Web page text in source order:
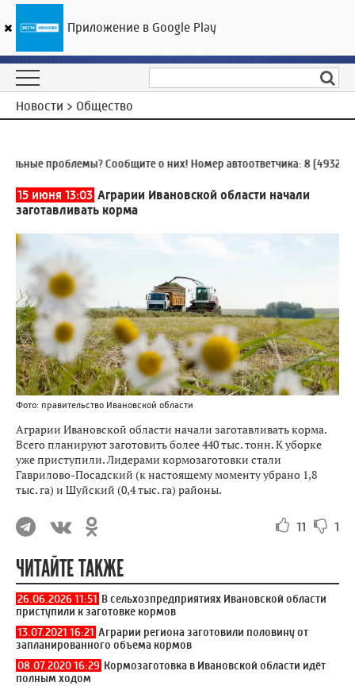
ГТРК «Ивтелерадио»
Новости > Общество
проблемы? Сообщите о них! Номер автоответчика:8 (4932)
15 июня 13:03 Аграрии Ивановской области начали
заготавливать корма
Фото: правительство Ивановской области
Аграрии Ивановской области начали заготавливать корма.
Всего планируют заготовить более 440 тыс. тонн. К уборке
уже приступили. Лидерами кормозаготовки стали
Гаврилово-Посадский (к настоящему моменту убрано 1,8
тыс. га) и Шуйский (0,4 тыс. га) районы.
11 1
ЧИТАЙТЕ ТАКЖЕ
26.06.2026 11:51 В сельхозпредприятиях Ивановской области
приступили к заготовке кормов
13.07.2021 16:21 Аграрии региона заготовили половину от
запланированного объема кормов
08.07.2020 16:29 Кормозаготовка в Ивановской области идёт
полным ходом
Приложение в Google Play